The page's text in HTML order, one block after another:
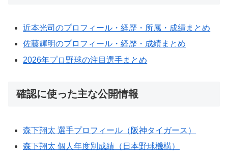
近本光司のプロフィール・経歴・所属・成績まとめ
佐藤輝明のプロフィール・経歴・成績まとめ
2026年プロ野球の注目選手まとめ
確認に使った主な公開情報
森下翔太 選手プロフィール（阪神タイガース）
森下翔太 個人年度別成績（日本野球機構）